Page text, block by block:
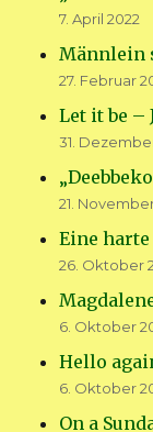
7. April 2022
Männlein
27. Februar
Let it be –
31.
21.
Eine harte
26. Oktober
6. Oktober
Hello
6. Oktober
On a